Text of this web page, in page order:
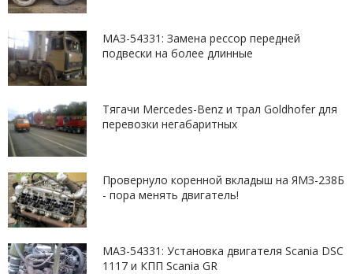
МАЗ-54331: Замена рессор передней
подвески на более длинные
Тягачи Mercedes-Benz и трал Goldhofer для
перевозки негабаритных
Провернуло коренной вкладыш на ЯМЗ-238Б
- пора менять двигатель!
МАЗ-54331: Установка двигателя Scania DSC
1117 и КПП Scania GR